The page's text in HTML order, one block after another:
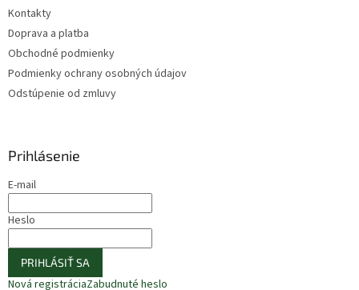
Kontakty
Doprava a platba
Obchodné podmienky
Podmienky ochrany osobných údajov
Odstúpenie od zmluvy
Prihlásenie
E-mail
Heslo
PRIHLÁSIŤ SA
Nová registráciaZabudnuté heslo